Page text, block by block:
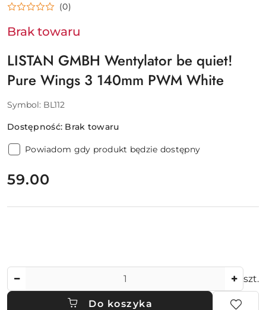
(0)
Brak towaru
LISTAN GMBH Wentylator be quiet!
Pure Wings 3 140mm PWM White
Symbol: BL112
Dostępność: Brak towaru
Powiadom gdy produkt będzie dostępny
cena:
59.00
szt.
Do koszyka